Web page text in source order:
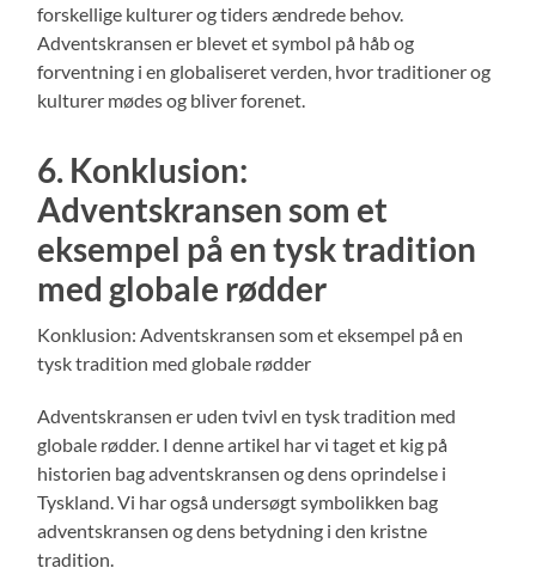
forskellige kulturer og tiders ændrede behov.
Adventskransen er blevet et symbol på håb og
forventning i en globaliseret verden, hvor traditioner og
kulturer mødes og bliver forenet.
6. Konklusion:
Adventskransen som et
eksempel på en tysk tradition
med globale rødder
Konklusion: Adventskransen som et eksempel på en
tysk tradition med globale rødder
Adventskransen er uden tvivl en tysk tradition med
globale rødder. I denne artikel har vi taget et kig på
historien bag adventskransen og dens oprindelse i
Tyskland. Vi har også undersøgt symbolikken bag
adventskransen og dens betydning i den kristne
tradition.